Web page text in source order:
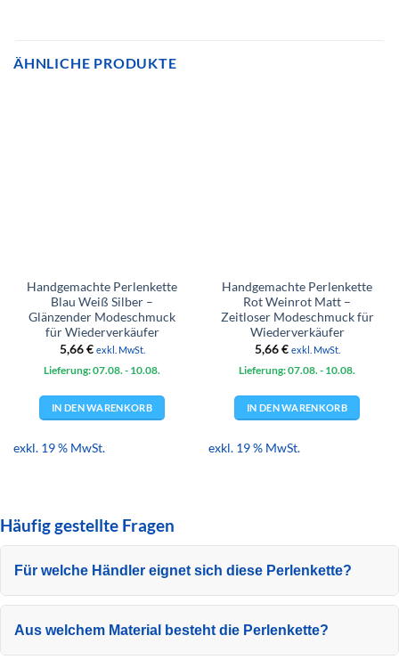
ÄHNLICHE PRODUKTE
Handgemachte Perlenkette
Blau Weiß Silber –
Glänzender Modeschmuck
für Wiederverkäufer
5,66€ exkl. MwSt.
Lieferung: 07.08. - 10.08.
IN DEN WARENKORB
exkl. 19 % MwSt.
Handgemachte Perlenkette
Rot Weinrot Matt –
Zeitloser Modeschmuck für
Wiederverkäufer
5,66€ exkl. MwSt.
Lieferung: 07.08. - 10.08.
IN DEN WARENKORB
exkl. 19 % MwSt.
Häufig gestellte Fragen
Für welche Händler eignet sich diese Perlenkette?
Aus welchem Material besteht die Perlenkette?